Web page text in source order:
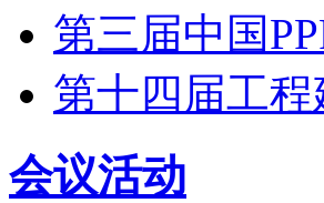
第三届中国
第十四届工
会议活动